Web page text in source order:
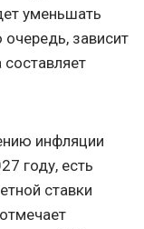
уменьшать
зависит
инфляции
году, есть
ставки